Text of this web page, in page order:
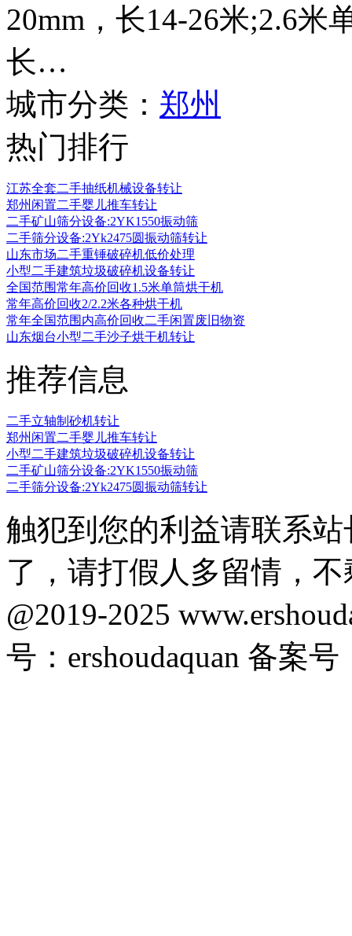
20mm，长14-26米;2.6米
长…
城市分类： 郑州
热门排行
江苏全套二手抽纸机械设备转让
郑州闲置二手婴儿推车转让
二手矿山筛分设备:2YK1550振动筛
二手筛分设备:2Yk2475圆振动筛转让
山东市场二手重锤破碎机低价处理
小型二手建筑垃圾破碎机设备转让
全国范围常年高价回收1.5米单筒烘干机
常年高价回收2/2.2米各种烘干机
常年全国范围内高价回收二手闲置废旧物资
山东烟台小型二手沙子烘干机转让
推荐信息
二手立轴制砂机转让
郑州闲置二手婴儿推车转让
小型二手建筑垃圾破碎机设备转让
二手矿山筛分设备:2YK1550振动筛
二手筛分设备:2Yk2475圆振动筛转让
触犯到您的利益请联系
了，请打假人多留情，
@2019-2025
号：ershoudaquan 备案